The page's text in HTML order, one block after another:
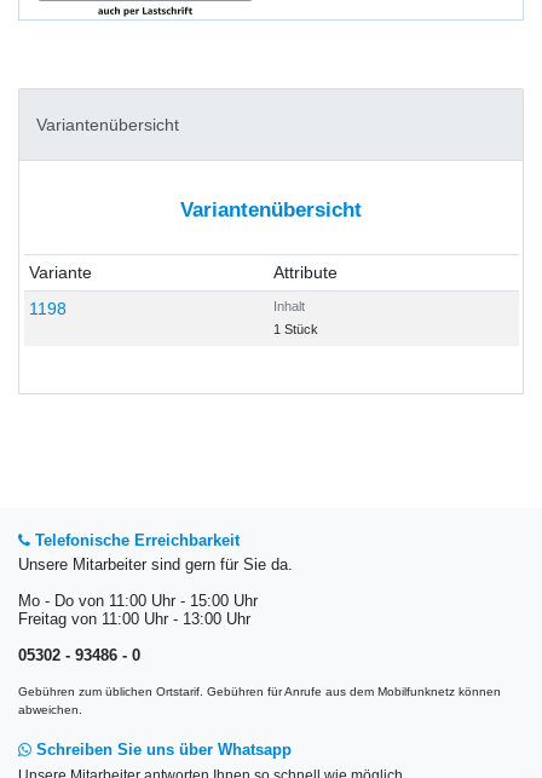
Variantenübersicht
Variantenübersicht
Variante
Attribute
1198
Inhalt
1 Stück
Telefonische Erreichbarkeit
Unsere Mitarbeiter sind gern für Sie da.
Mo - Do von 11:00 Uhr - 15:00 Uhr
Freitag von 11:00 Uhr - 13:00 Uhr
05302 - 93486 - 0
Gebühren zum üblichen Ortstarif. Gebühren für Anrufe aus dem Mobilfunknetz können
abweichen.
Schreiben Sie uns über Whatsapp